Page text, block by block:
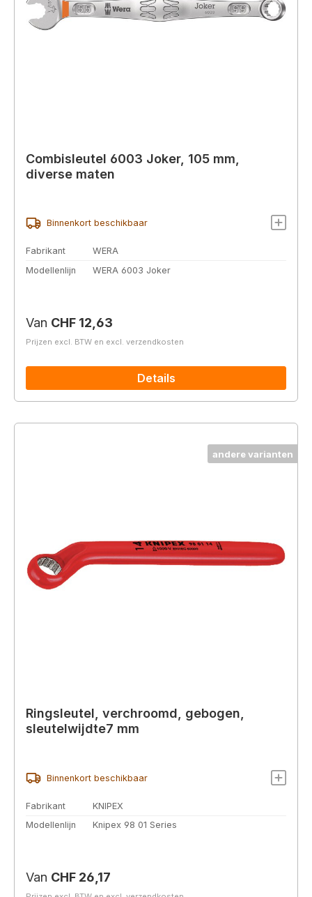
Combisleutel 6003 Joker, 105 mm,
diverse maten
Binnenkort beschikbaar
Fabrikant
WERA
Modellenlijn
WERA 6003 Joker
Normale prijs:
Van CHF 12,63
Prijzen excl. BTW en excl. verzendkosten
Details
andere varianten
Ringsleutel, verchroomd, gebogen,
sleutelwijdte7 mm
Binnenkort beschikbaar
Fabrikant
KNIPEX
Modellenlijn
Knipex 98 01 Series
Normale prijs:
Van CHF 26,17